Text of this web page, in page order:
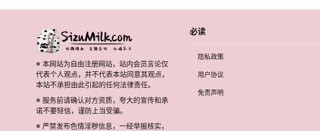
※ 本网站为自由注册网站，站内会员言论仅
代表个人观点，并不代表本站同意其观点，
本站不承担由此引起的任何法律责任。
※ 服务前请确认对方资质，夸大的宣传和承
诺不要轻信，谨防上当受骗。
※ 严禁发布色情淫秽信息，一经举报核实，
必读
隐私政策
用户协议
免责声明